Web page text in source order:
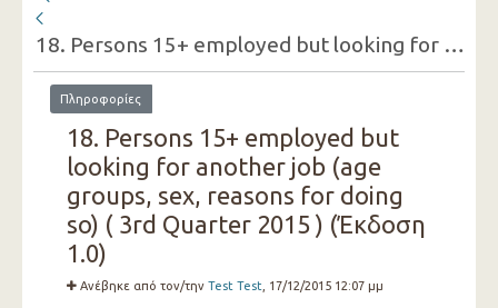
18. Persons 15+ employed but looking for another job (age groups, sex, reasons for doing so) ( 3rd Quarter 2015 )
Πληροφορίες
18. Persons 15+ employed but
looking for another job (age
groups, sex, reasons for doing
so) ( 3rd Quarter 2015 ) (Έκδοση
1.0)
Ανέβηκε από τον/την Test Test , 17/12/2015 12:07 μμ